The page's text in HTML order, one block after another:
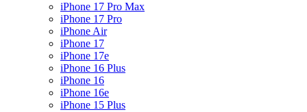
iPhone 17 Pro Max
iPhone 17 Pro
iPhone Air
iPhone 17
iPhone 17e
iPhone 16 Plus
iPhone 16
iPhone 16e
iPhone 15 Plus